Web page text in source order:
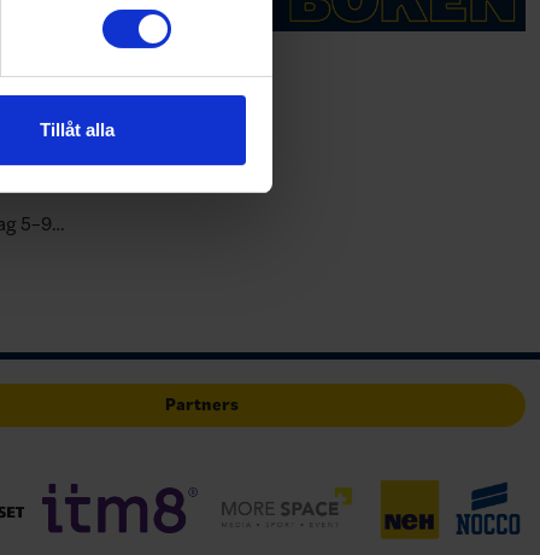
information från din enhet
kombinera informationen
Tillåt alla
5–9
Partners